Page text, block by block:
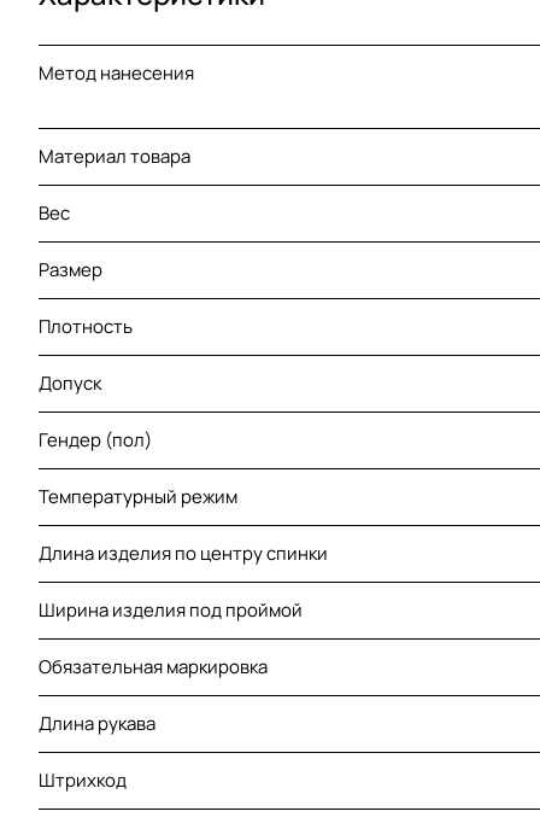
Метод нанесения
Материал товара
Вес
Размер
Плотность
Допуск
Гендер (пол)
Температурный режим
Длина изделия по центру спинки
Ширина изделия под проймой
Обязательная маркировка
Длина рукава
Штрихкод